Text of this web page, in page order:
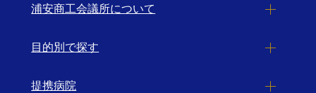
浦安商工会議所について
目的別で探す
提携病院